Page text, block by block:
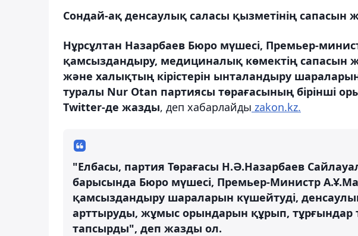
Сондай-ақ денсаулық саласы қызметінің сапасын
Нұрсұлтан Назарбаев Бюро мүшесі, Премьер-
қамсыздандыру, медициналық көмектің сапасын
және халықтың кірістерін ынталандыру
туралы Nur Otan партиясы төрағасының бірінші
Twitter-де жазды, деп хабарлайды zakon.kz.
"Елбасы, партия Төрағасы Н.Ә.Назарбаев
барысында Бюро мүшесі, Премьер-Министр
қамсыздандыру шараларын күшейтуді,
арттыруды, жұмыс орындарын құрып,
тапсырды", деп жазды ол.